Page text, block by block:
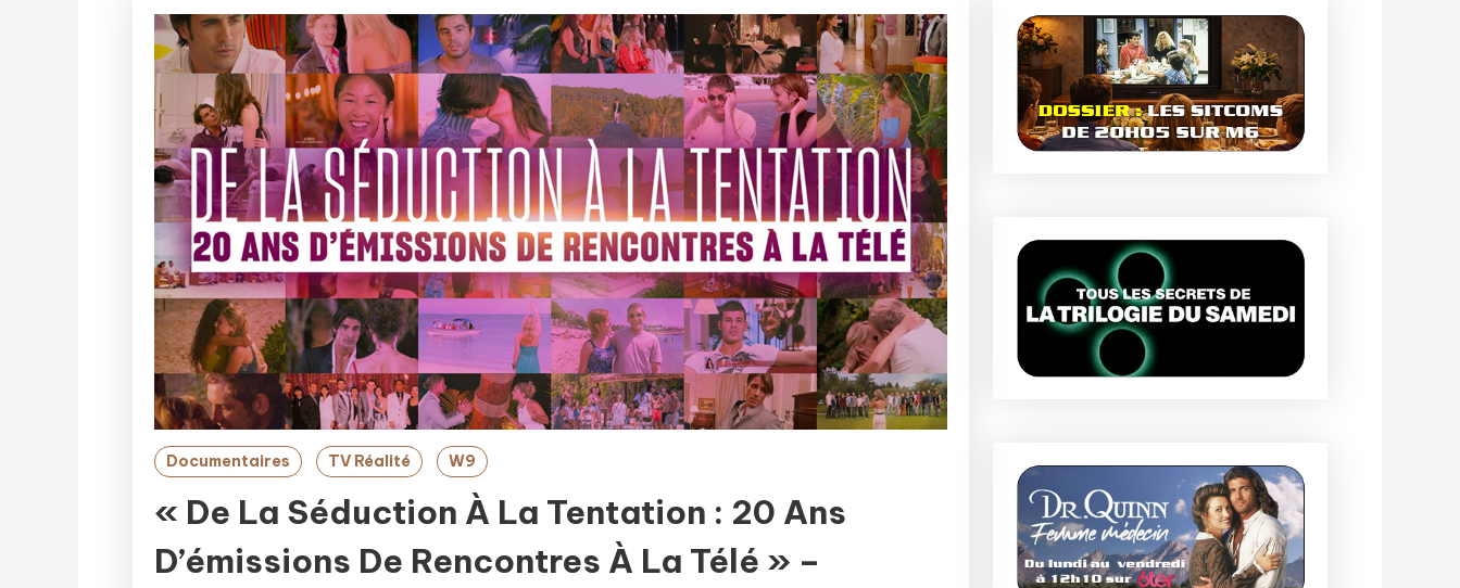
Documentaires TV Réalité W9
« De La Séduction À La Tentation : 20 Ans
D’émissions De Rencontres À La Télé » –